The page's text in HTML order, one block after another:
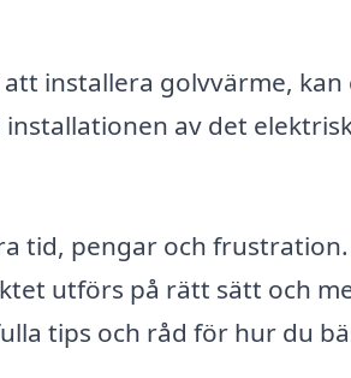
installera golvvärme, kan
av det
tid, pengar och frustration.
utförs på rätt sätt och
tips och råd för hur du